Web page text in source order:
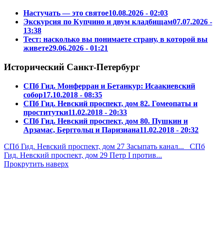
Настучать — это святое10.08.2026 - 02:03
Экскурсия по Купчино и двум кладбищам07.07.2026 -
13:38
Тест: насколько вы понимаете страну, в которой вы
живете29.06.2026 - 01:21
Исторический Санкт-Петербург
СПб Гид. Монферран и Бетанкур: Исаакиевский
собор17.10.2018 - 08:35
СПб Гид. Невский проспект, дом 82. Гомеопаты и
проститутки11.02.2018 - 20:33
СПб Гид. Невский проспект, дом 80. Пушкин и
Арзамас, Берггольц и Паризиана11.02.2018 - 20:32
СПб Гид. Невский проспект, дом 27 Засыпать канал...
СПб
Гид. Невский проспект, дом 29 Петр I против...
Прокрутить наверх